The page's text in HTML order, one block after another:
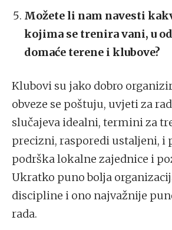
Možete li nam navesti
kojima se trenira vani, u
domaće terene i klubove?
Klubovi su jako dobro
obveze se poštuju, uvjeti za
slučajeva idealni, termini za
precizni, rasporedi ustaljeni, i
podrška lokalne zajednice i
Ukratko puno bolja
discipline i ono najvažnije
rada.